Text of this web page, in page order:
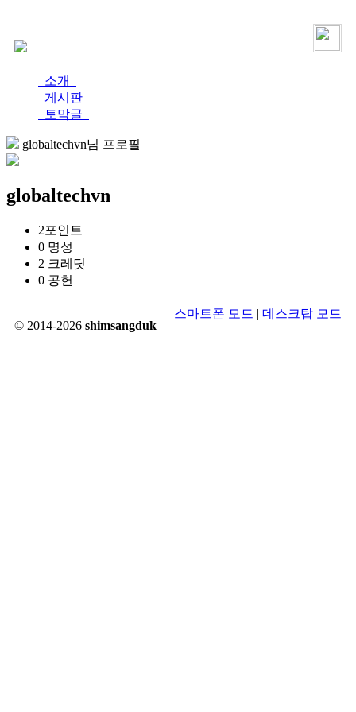
소개
게시판
토막글
globaltechvn님 프로필
globaltechvn
2포인트
0 명성
2 크레딧
0 공헌
© 2014-2026 shimsangduk
스마트폰 모드 | 데스크탑 모드